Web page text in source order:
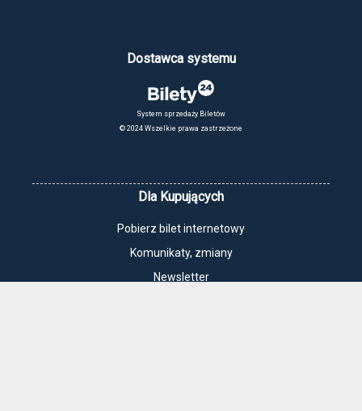
Dostawca systemu
System sprzedaży Biletów
© 2024 Wszelkie prawa zastrzeżone
Dla Kupujących
Pobierz bilet internetowy
Komunikaty, zmiany
Newsletter